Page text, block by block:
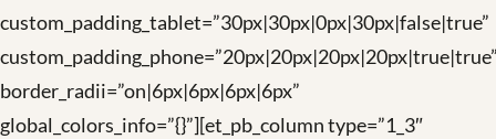
custom_padding_tablet=”30px|30px|0px|30px|false|true”
border_radii=”on|6px|6px|6px|6px”
global_colors_info=”{}”][et_pb_column type=”1_3″